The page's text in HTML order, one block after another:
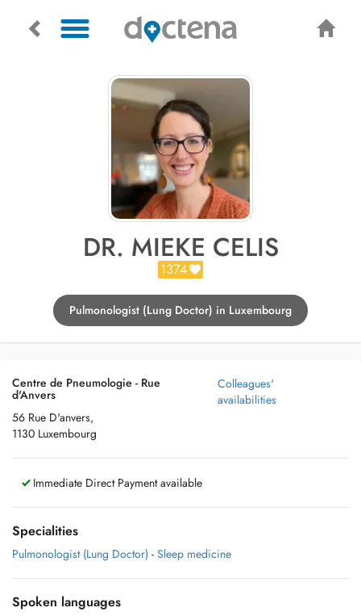
DR. MIEKE CELIS
1374
Pulmonologist (Lung Doctor) in Luxembourg
Centre de Pneumologie - Rue
d'Anvers
56 Rue D'anvers,
1130 Luxembourg
Colleagues'
availabilities
Immediate Direct Payment available
Specialities
Pulmonologist (Lung Doctor) - Sleep medicine
Spoken languages